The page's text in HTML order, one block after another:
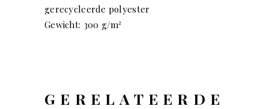
gerecycleerde polyester
Gewicht: 300 g/m²
GERELATEERDE